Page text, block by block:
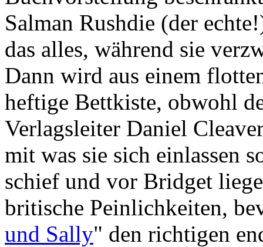
Salman Rushdie (der
das alles, während sie
Dann wird aus einem
heftige Bettkiste, obwohl
Verlagsleiter Daniel
mit was sie sich einlassen
schief und vor Bridget
britische Peinlichkeiten,
und Sally" den richtigen